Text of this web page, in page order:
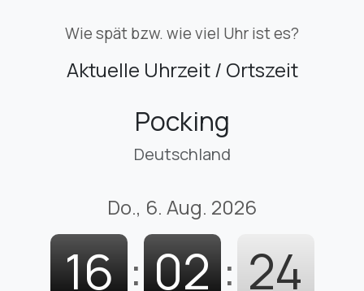
Wie spät bzw. wie viel Uhr ist es?
Aktuelle Uhrzeit / Ortszeit
Pocking
Deutschland
Do., 6. Aug. 2026
16 : 02 : 25